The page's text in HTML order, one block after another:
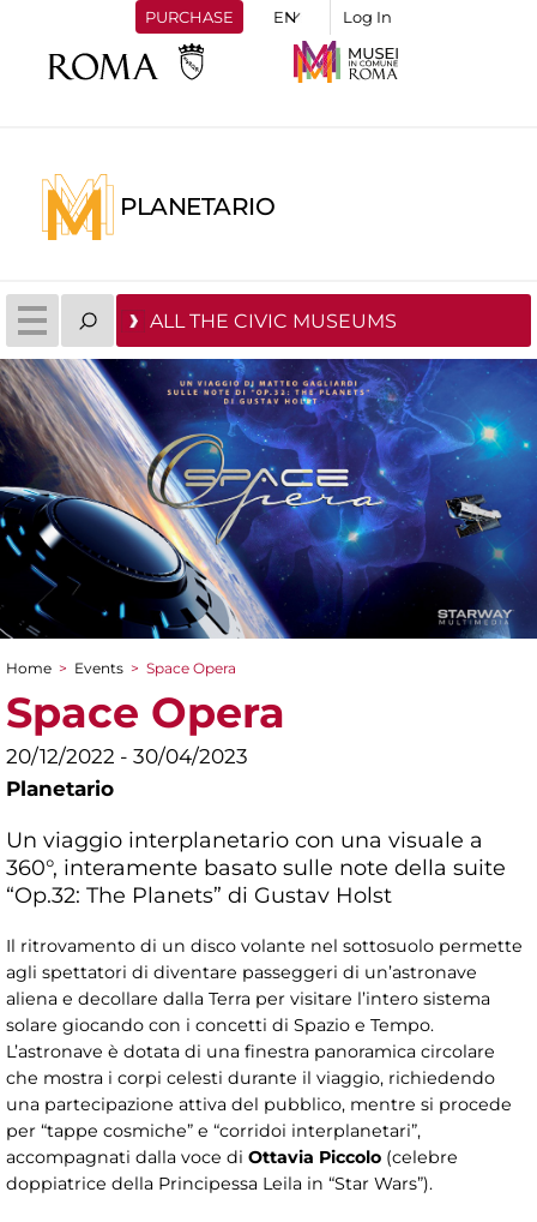
PURCHASE Log In
PLANETARIO
ALL THE CIVIC MUSEUMS
You are here
Home > Events > Space Opera
Space Opera
20/12/2022 - 30/04/2023
Planetario
Un viaggio interplanetario con una visuale a
360°, interamente basato sulle note della suite
“Op.32: The Planets” di Gustav Holst
Il ritrovamento di un disco volante nel sottosuolo permette
agli spettatori di diventare passeggeri di un’astronave
aliena e decollare dalla Terra per visitare l’intero sistema
solare giocando con i concetti di Spazio e Tempo.
L’astronave è dotata di una finestra panoramica circolare
che mostra i corpi celesti durante il viaggio, richiedendo
una partecipazione attiva del pubblico, mentre si procede
per “tappe cosmiche” e “corridoi interplanetari”,
accompagnati dalla voce di Ottavia Piccolo (celebre
doppiatrice della Principessa Leila in “Star Wars”).